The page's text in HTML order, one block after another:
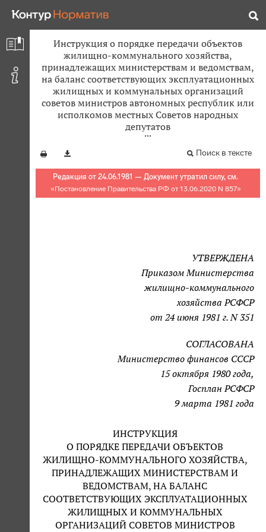
Инструкция о порядке передачи объектов
жилищно-коммунального хозяйства,
принадлежащих министерствам и ведомствам,
на баланс соответствующих эксплуатационных
жилищных и коммунальных организаций
советов министров автономных республик или
исполкомов местных Советов народных
депутатов
Поиск в тексте
Редакция от 24.06.1981 — Документ утратил силу, см.
«Постановление Правительства РФ от 13.06.2020 N 857»
УТВЕРЖДЕНА
Приказом Министерства
жилищно-коммунального
хозяйства РСФСР
от 24 июня 1981 г. N 351
СОГЛАСОВАНА
Министерство финансов СССР
15 октября 1980 года,
Госплан РСФСР
9 марта 1981 года
ИНСТРУКЦИЯ
О ПОРЯДКЕ ПЕРЕДАЧИ ОБЪЕКТОВ
ЖИЛИЩНО-КОММУНАЛЬНОГО ХОЗЯЙСТВА,
ПРИНАДЛЕЖАЩИХ МИНИСТЕРСТВАМ И
ВЕДОМСТВАМ, НА БАЛАНС
СООТВЕТСТВУЮЩИХ ЭКСПЛУАТАЦИОННЫХ
ЖИЛИЩНЫХ И КОММУНАЛЬНЫХ
ОРГАНИЗАЦИЙ СОВЕТОВ МИНИСТРОВ